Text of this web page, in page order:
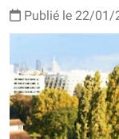
Publié le 22/01/